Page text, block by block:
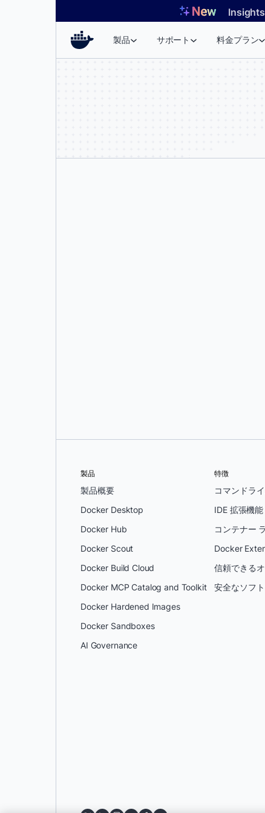
製品 サポート 料金プラン
製品
製品概要
Docker Desktop
Docker Hub
Docker Scout
Docker Build Cloud
Docker MCP Catalog and Toolkit
Docker Hardened Images
Docker Sandboxes
AI Governance
特徴
コマンドラ
IDE 拡張機能
コンテナー
Docker
信頼できる
安全なソフ